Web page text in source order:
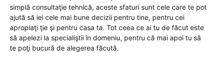
simplă consultaţie tehnică, aceste sfaturi sunt cele care te pot
ajută să iei cele mai bune decizii pentru tine, pentru cei
apropiaţi ţie şi pentru casa ta. Tot ceea ce ai tu de făcut este
să apelezi la specialiştii în domeniu, pentru că mai apoi tu să
te poţi bucură de alegerea făcută.